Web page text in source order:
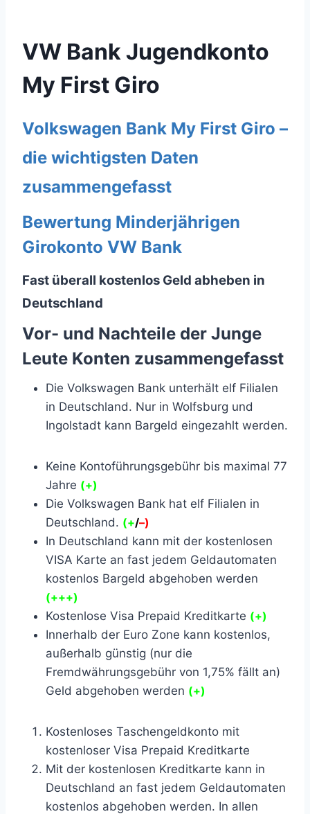
VW Bank Jugendkonto
My First Giro
Volkswagen Bank My First Giro –
die wichtigsten Daten
zusammengefasst
Bewertung Minderjährigen
Girokonto VW Bank
Fast überall kostenlos Geld abheben in
Deutschland
Vor- und Nachteile der Junge
Leute Konten zusammengefasst
Die Volkswagen Bank unterhält elf Filialen
in Deutschland. Nur in Wolfsburg und
Ingolstadt kann Bargeld eingezahlt werden.
Keine Kontoführungsgebühr bis maximal 77
Jahre (+)
Die Volkswagen Bank hat elf Filialen in
Deutschland. (+/–)
In Deutschland kann mit der kostenlosen
VISA Karte an fast jedem Geldautomaten
kostenlos Bargeld abgehoben werden
(+++)
Kostenlose Visa Prepaid Kreditkarte (+)
Innerhalb der Euro Zone kann kostenlos,
außerhalb günstig (nur die
Fremdwährungsgebühr von 1,75% fällt an)
Geld abgehoben werden (+)
Kostenloses Taschengeldkonto mit
kostenloser Visa Prepaid Kreditkarte
Mit der kostenlosen Kreditkarte kann in
Deutschland an fast jedem Geldautomaten
kostenlos abgehoben werden. In allen